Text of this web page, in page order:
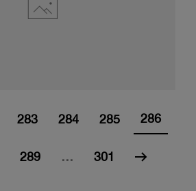
283 284 285 286
289 … 301